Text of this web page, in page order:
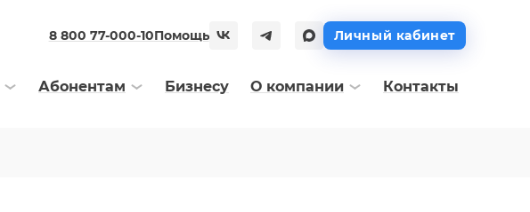
8 800 77-000-10Помощь Личный кабинет
Абонентам Бизнесу О компании Контакты